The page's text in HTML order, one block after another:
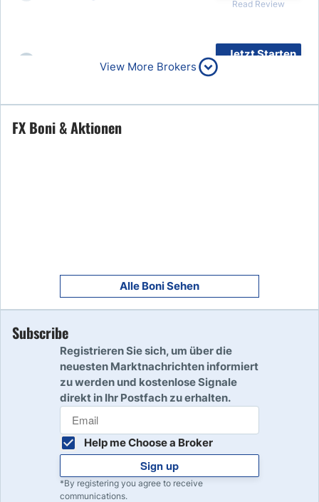
Read Review
Jetzt Starten
7
10
View More Brokers
FX Boni & Aktionen
Alle Boni Sehen
Subscribe
Registrieren Sie sich, um über die
neuesten Marktnachrichten informiert
zu werden und kostenlose Signale
direkt in Ihr Postfach zu erhalten.
Help me Choose a Broker
Sign up
*By registering you agree to receive
communications.